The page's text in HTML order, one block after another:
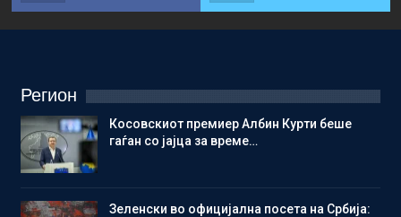
Регион
Косовскиот премиер Албин Курти беше
гаѓан со јајца за време…
Зеленски во официјална посета на Србија: